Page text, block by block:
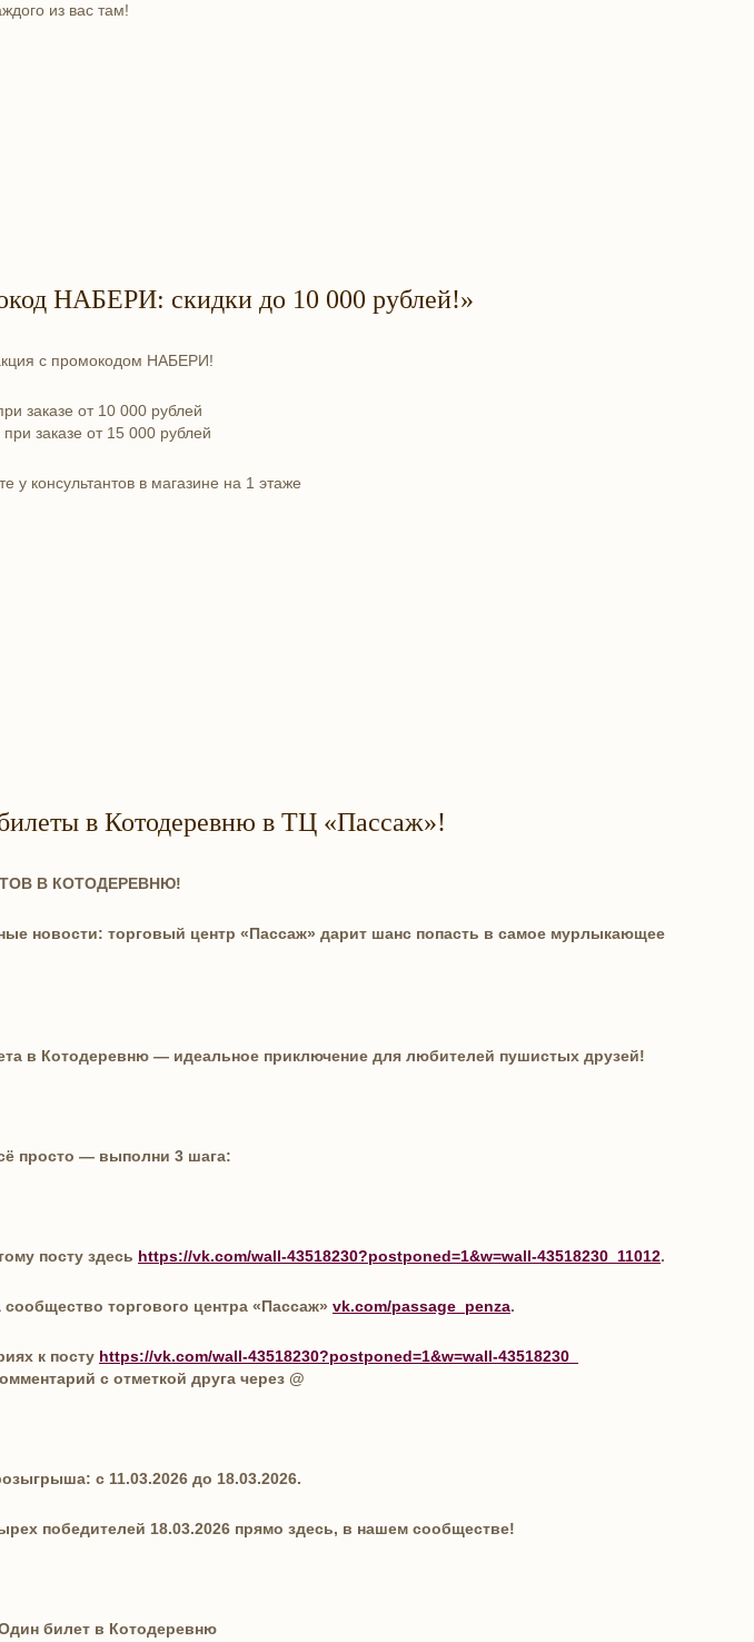
из вас там!
НАБЕРИ: скидки до 10 000 рублей!»
с промокодом НАБЕРИ!
заказе от 10 000 рублей
заказе от 15 000 рублей
у консультантов в магазине на 1 этаже
в Котодеревню в ТЦ «Пассаж»!
В КОТОДЕРЕВНЮ!
новости: торговый центр «Пассаж» дарит шанс попасть в самое мурлыкающее
в Котодеревню — идеальное приключение для любителей пушистых друзей!
просто — выполни 3 шага:
посту здесь https://vk.com/wall-43518230?postponed=1&w=wall-43518230_ 11012.
торгового центра «Пассаж» vk.com/passage_penza.
к посту https://vk.com/wall-43518230?postponed=1&w=wall-43518230_
с отметкой друга через @
с 11.03.2026 до 18.03.2026.
победителей 18.03.2026 прямо здесь, в нашем сообществе!
билет в Котодеревню